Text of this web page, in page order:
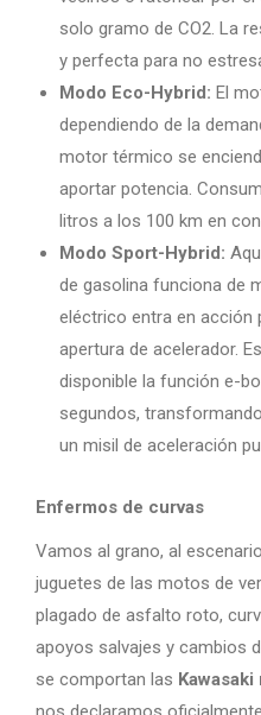
solo gramo de CO2. La
y perfecta para no
Modo Eco-Hybrid: El
dependiendo de la
motor térmico se
aportar potencia.
litros a los 100 km en
Modo Sport-Hybrid:
de gasolina funciona de
eléctrico entra en acción
apertura de acelerador.
disponible la función e-
segundos,
un misil de aceleración
Enfermos de curvas
Vamos al grano, al
juguetes de las motos de
plagado de asfalto roto,
apoyos salvajes y cambios
se comportan las